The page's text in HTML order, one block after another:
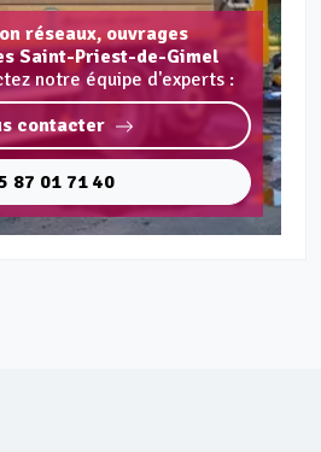
réseaux, ouvrages
Saint-Priest-de-Gimel
notre équipe d'experts :
contacter
87 01 71 40